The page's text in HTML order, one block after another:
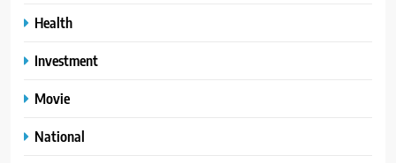
Health
Investment
Movie
National